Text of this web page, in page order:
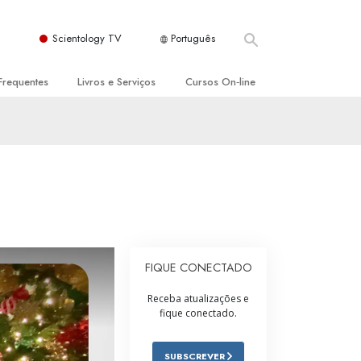
Scientology TV Português
Livros e Serviços
Introdutórios
Cursos On‑line
Ajudas para Doenças e Ferimentos
Integridade e Honestidade
Casamento
A Escala de Tom Emocional
FIQUE CONECTADO
Receba atualizações e
fique conectado.
SUBSCREVER